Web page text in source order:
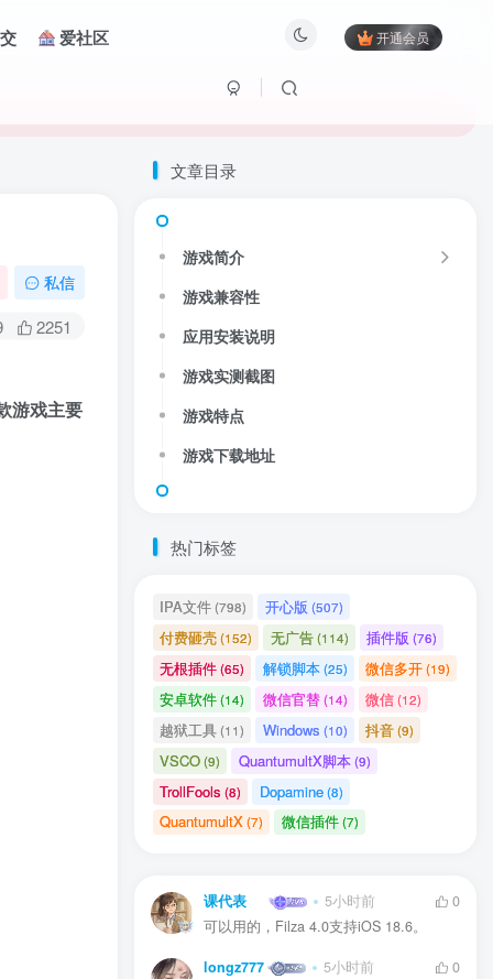
爱社区 开通会员
私信
2251
游戏主要
文章目录
游戏简介
游戏兼容性
应用安装说明
游戏实测截图
游戏特点
游戏下载地址
热门标签
IPA文件(798) 开心版 (507)
付费砸壳(152) 无广告(114) 插件版 (76)
无根插件(65) 解锁脚本(25) 微信多开(19)
安卓软件(14) 微信官替(14) 微信(12)
越狱工具(11) Windows (10) 抖音(9)
VSCO(9) QuantumultX脚本(9)
TrollFools (8) Dopamine(8)
QuantumultX(7) 微信插件(7)
课代表 5小时前
0
可以用的，Filza 4.0支持iOS 18.6。
longz777 5小时前
0